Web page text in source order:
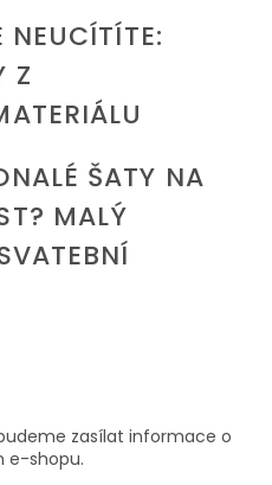
NEUCÍTÍTE:
Z
ŠATY NA
MALÝ
zasílat informace o
e-shopu.